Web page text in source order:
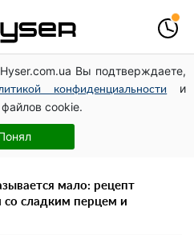
Вы подтверждаете,
конфиденциальности
и
cookie.
Конотопский вывел
через фиктивную
аспирина: рецепт
на зиму. Даже пяти банок
мало: рецепт
сладким перцем и